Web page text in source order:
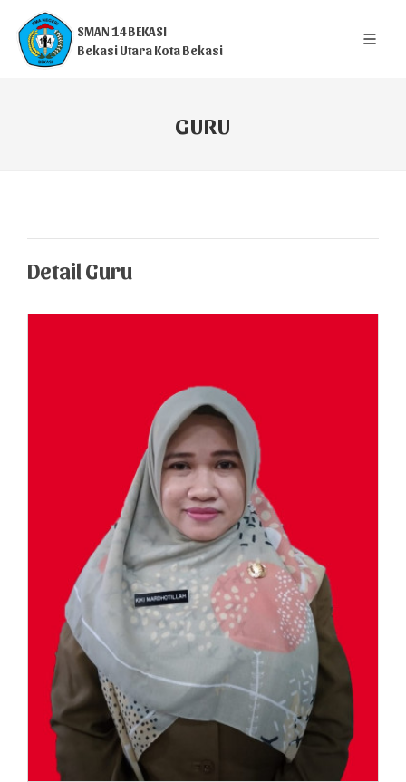
SMAN 14 BEKASI
Bekasi Utara Kota Bekasi
GURU
Detail Guru